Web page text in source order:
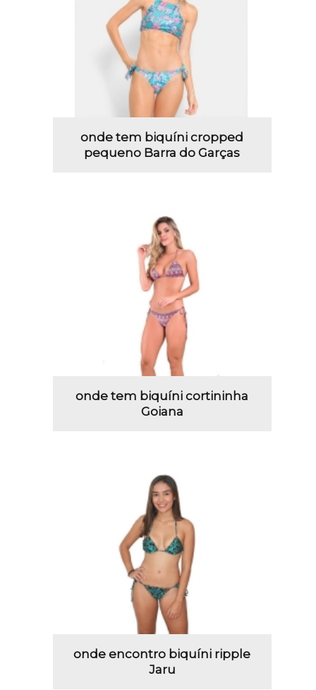
onde tem biquíni cropped
pequeno Barra do Garças
onde tem biquíni cortininha
Goiana
onde encontro biquíni ripple
Jaru